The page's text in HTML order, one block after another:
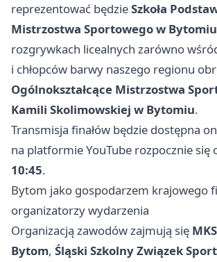
reprezentować będzieSzkoła
Mistrzostwa Sportowego w Bytomiu
rozgrywkach licealnych zarówno
i chłopców barwy naszego regionu
Ogólnokształcące Mistrzostwa
Kamili Skolimowskiej w Bytomiu.
Transmisja finałów będzie dostępna
na platformie YouTube rozpocznie się
10:45.
Bytom jako gospodarzem krajowego
organizatorzy wydarzenia
Organizacją zawodów zajmują się
Bytom, Śląski Szkolny Związek